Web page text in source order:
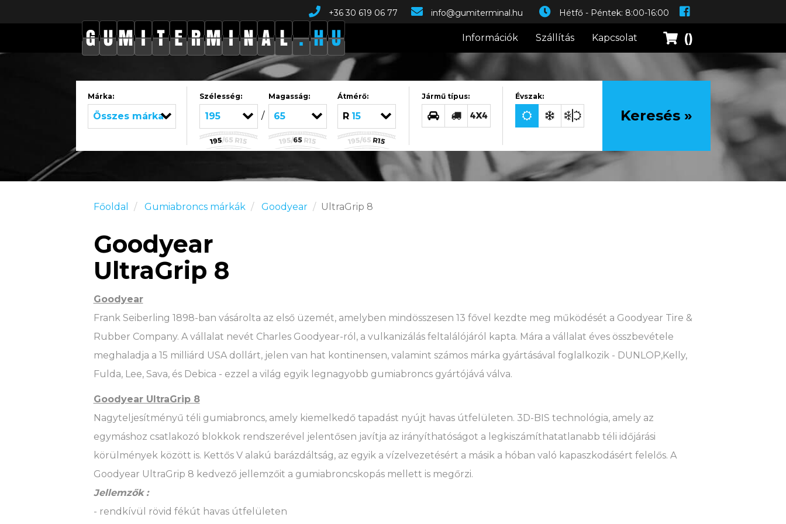
()
Információk Szállítás Kapcsolat
+36 30 619 06 77 info@gumiterminal.hu Hétfő - Péntek: 8:00-16:00
Márka:
Összes márka
Szélesség:
195 /
Magasság:
65
Átmérő:
R15
Jármű típus: Évszak:
Keresés »
Főoldal Gumiabroncs márkák Goodyear UltraGrip 8
Goodyear
UltraGrip 8
Goodyear
Frank Seiberling 1898-ban vásárolta az első üzemét, amelyben mindösszesen 13 fővel kezdte meg működését a Goodyear Tire &
Rubber Company. A vállalat nevét Charles Goodyear-ról, a vulkanizálás feltalálójáról kapta. Mára a vállalat éves összbevétele
meghaladja a 15 milliárd USA dollárt, jelen van hat kontinensen, valamint számos márka gyártásával foglalkozik - DUNLOP,Kelly,
Fulda, Lee, Sava, és Debica - ezzel a világ egyik legnagyobb gumiabroncs gyártójává válva.
Goodyear UltraGrip 8
Nagyteljesítményű téli gumiabroncs, amely kiemelkedő tapadást nyújt havas útfelületen. 3D-BIS technológia, amely az
egymáshoz csatlakozó blokkok rendszerével jelentősen javítja az irányíthatóságot a legkiszámíthatatlanabb téli időjárási
körülmények között is. Kettős V alakú barázdáltság, az egyik a vízelvezetésért a másik a hóban való kapaszkodásért felelős. A
Goodyear UltraGrip 8 kedvező jellemzőit a gumiabroncskopás mellett is megőrzi.
Jellemzők :
- rendkívül rövid fékút havas útfelületen